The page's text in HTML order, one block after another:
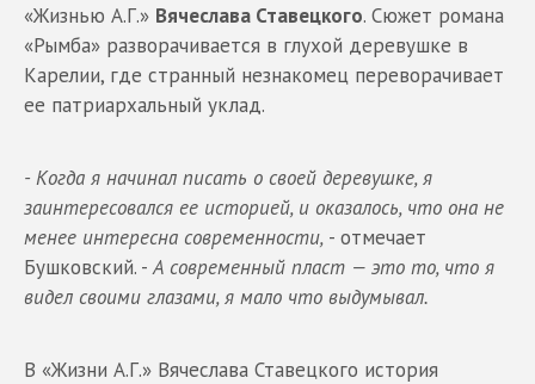
«Жизнью А.Г.» Вячеслава Ставецкого. Сюжет романа
«Рымба» разворачивается в глухой деревушке в
Карелии, где странный незнакомец переворачивает
ее патриархальный уклад.
- Когда я начинал писать о своей деревушке, я
заинтересовался ее историей, и оказалось, что она не
менее интересна современности, - отмечает
Бушковский. -А современный пласт — это то, что я
видел своими глазами, я мало что выдумывал.
В «Жизни А.Г.» Вячеслава Ставецкого история